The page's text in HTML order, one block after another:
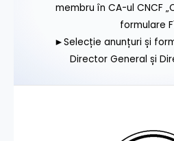
membru în CA-ul CNCF
formulare
►Selecție anunțuri și
Director General și